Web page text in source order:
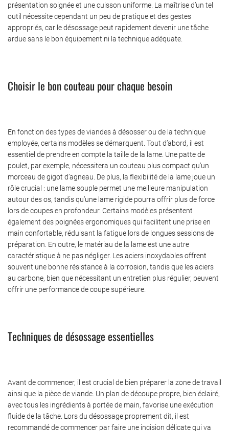
présentation soignée et une cuisson uniforme. La maîtrise d’un tel
outil nécessite cependant un peu de pratique et des gestes
appropriés, car le désossage peut rapidement devenir une tâche
ardue sans le bon équipement ni la technique adéquate.
Choisir le bon couteau pour chaque besoin
En fonction des types de viandes à désosser ou de la technique
employée, certains modèles se démarquent. Tout d’abord, il est
essentiel de prendre en compte la taille de la lame. Une patte de
poulet, par exemple, nécessitera un couteau plus compact qu’un
morceau de gigot d’agneau. De plus, la flexibilité de la lame joue un
rôle crucial : une lame souple permet une meilleure manipulation
autour des os, tandis qu’une lame rigide pourra offrir plus de force
lors de coupes en profondeur. Certains modèles présentent
également des poignées ergonomiques qui facilitent une prise en
main confortable, réduisant la fatigue lors de longues sessions de
préparation. En outre, le matériau de la lame est une autre
caractéristique à ne pas négliger. Les aciers inoxydables offrent
souvent une bonne résistance à la corrosion, tandis que les aciers
au carbone, bien que nécessitant un entretien plus régulier, peuvent
offrir une performance de coupe supérieure.
Techniques de désossage essentielles
Avant de commencer, il est crucial de bien préparer la zone de travail
ainsi que la pièce de viande. Un plan de découpe propre, bien éclairé,
avec tous les ingrédients à portée de main, favorise une exécution
fluide de la tâche. Lors du désossage proprement dit, il est
recommandé de commencer par faire une incision délicate qui va